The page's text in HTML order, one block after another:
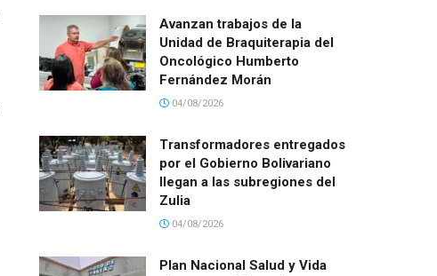
Avanzan trabajos de la
Unidad de Braquiterapia del
Oncológico Humberto
Fernández Morán
04/08/2026
Transformadores entregados
por el Gobierno Bolivariano
llegan a las subregiones del
Zulia
04/08/2026
Plan Nacional Salud y Vida